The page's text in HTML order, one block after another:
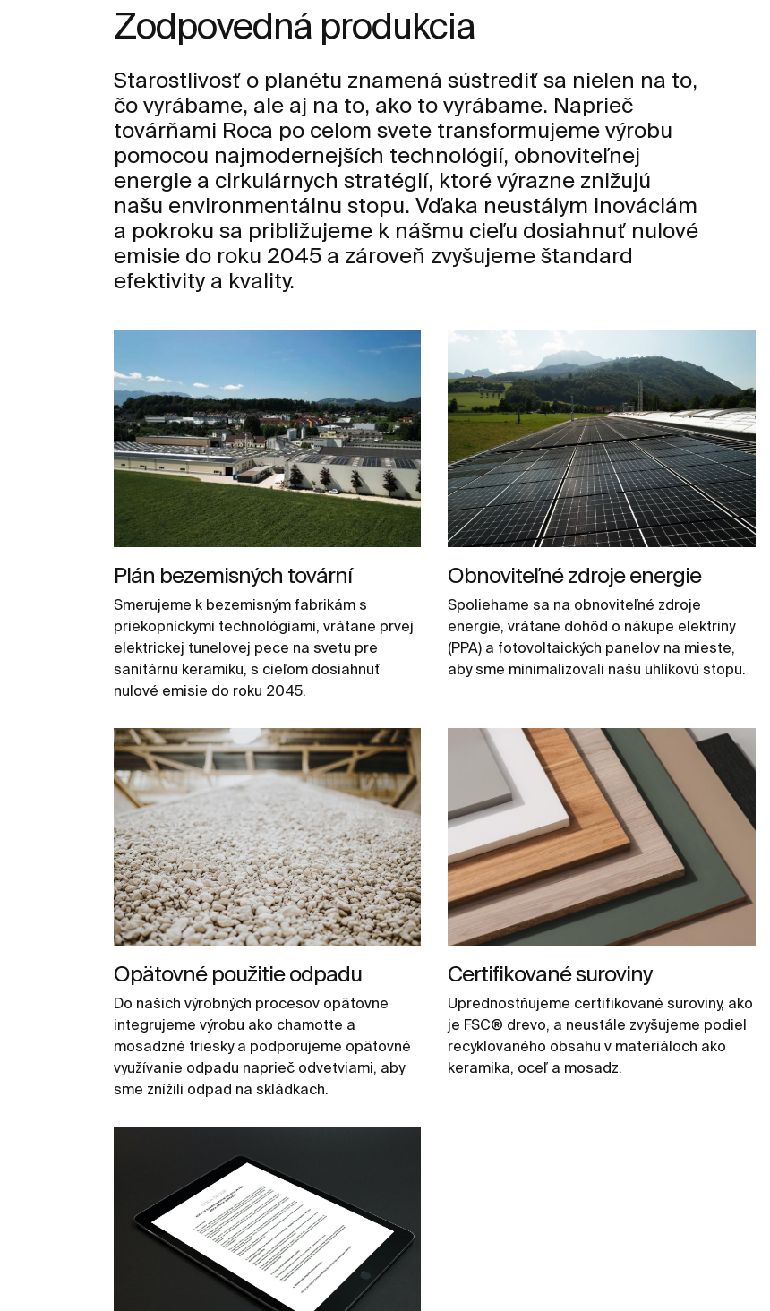
Zodpovedná produkcia
Starostlivosť o planétu znamená sústrediť sa nielen na to,
čo vyrábame, ale aj na to, ako to vyrábame. Naprieč
továrňami Roca po celom svete transformujeme výrobu
pomocou najmodernejších technológií, obnoviteľnej
energie a cirkulárnych stratégií, ktoré výrazne znižujú
našu environmentálnu stopu. Vďaka neustálym inováciám
a pokroku sa približujeme k nášmu cieľu dosiahnuť nulové
emisie do roku 2045 a zároveň zvyšujeme štandard
efektivity a kvality.
Plán bezemisných tovární
Smerujeme k bezemisným fabrikám s
priekopníckymi technológiami, vrátane prvej
elektrickej tunelovej pece na svetu pre
sanitárnu keramiku, s cieľom dosiahnuť
nulové emisie do roku 2045.
Obnoviteľné zdroje energie
Spoliehame sa na obnoviteľné zdroje
energie, vrátane dohôd o nákupe elektriny
(PPA) a fotovoltaických panelov na mieste,
aby sme minimalizovali našu uhlíkovú stopu.
Opätovné použitie odpadu
Do našich výrobných procesov opätovne
integrujeme výrobu ako chamotte a
mosadzné triesky a podporujeme opätovné
využívanie odpadu naprieč odvetviami, aby
sme znížili odpad na skládkach.
Certifikované suroviny
Uprednostňujeme certifikované suroviny, ako
je FSC® drevo, a neustále zvyšujeme podiel
recyklovaného obsahu v materiáloch ako
keramika, oceľ a mosadz.